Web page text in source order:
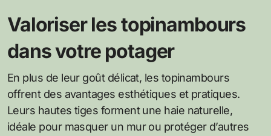
Valoriser les topinambours
dans votre potager
En plus de leur goût délicat, les topinambours
offrent des avantages esthétiques et pratiques.
Leurs hautes tiges forment une haie naturelle,
idéale pour masquer un mur ou protéger d’autres